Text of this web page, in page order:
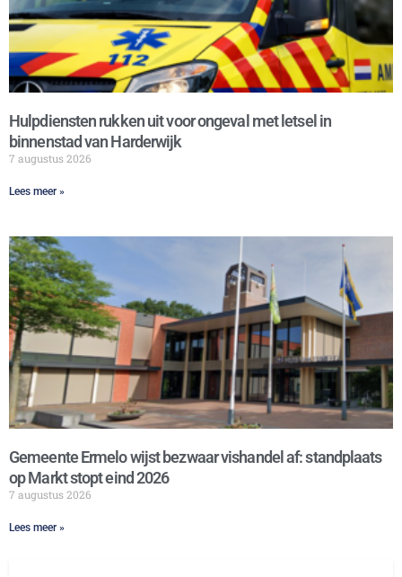
Hulpdiensten rukken uit voor ongeval met letsel in
binnenstad van Harderwijk
7 augustus 2026
Lees meer »
Gemeente Ermelo wijst bezwaar vishandel af: standplaats
op Markt stopt eind 2026
7 augustus 2026
Lees meer »